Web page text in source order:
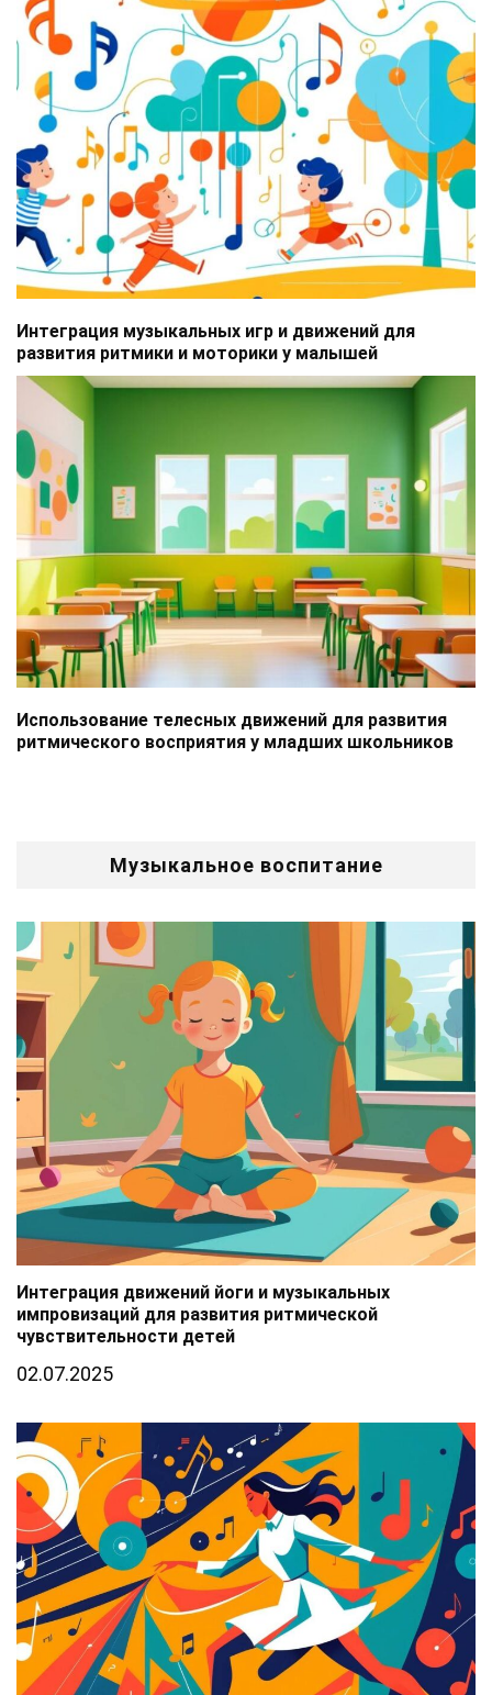
Интеграция музыкальных игр и движений для
развития ритмики и моторики у малышей
Использование телесных движений для развития
ритмического восприятия у младших школьников
Музыкальное воспитание
Интеграция движений йоги и музыкальных
импровизаций для развития ритмической
чувствительности детей
02.07.2025